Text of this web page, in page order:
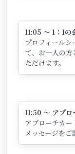
11:05 ～ 1：1の
プロフィール
て、お一人の方
ただけます。
11:50 ～ アプ
アプローチカ
メッセージをご